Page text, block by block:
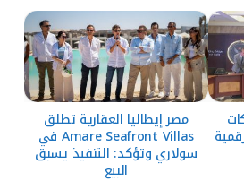
مصر إيطاليا العقارية تطلق
Amare Seafront Villas في
سولاري وتؤكد: التنفيذ يسبق
البيع